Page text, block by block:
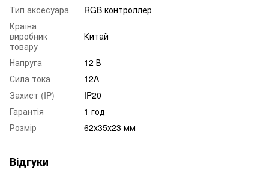
Тип аксесуара
RGB контроллер
Країна
виробник
товару
Китай
Напруга
12 В
Сила тока
12A
Захист (IP)
IP20
Гарантія
1 год
Розмір
62х35х23 мм
Відгуки